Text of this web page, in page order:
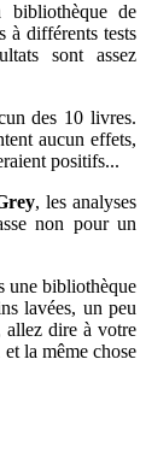
bibliothèque de
à différents tests
sont assez
des 10 livres.
aucun effets,
positifs...
, les analyses
non pour un
une bibliothèque
lavées, un peu
allez dire à votre
la même chose